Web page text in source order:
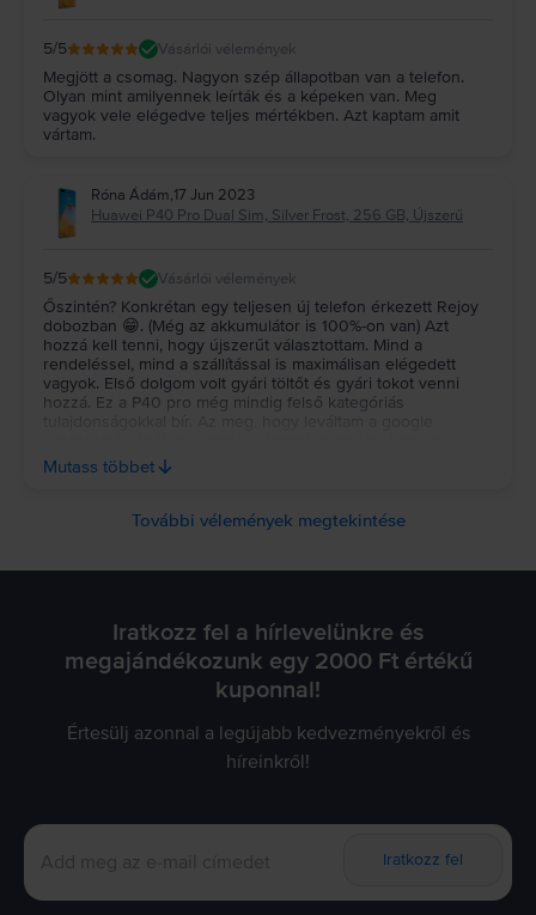
5/5 Vásárlói vélemények
Megjött a csomag. Nagyon szép állapotban van a telefon.
Olyan mint amilyennek leírták és a képeken van. Meg
vagyok vele elégedve teljes mértékben. Azt kaptam amit
vártam.
Róna Ádám,17 Jun 2023
Huawei P40 Pro Dual Sim, Silver Frost, 256 GB, Újszerű
5/5 Vásárlói vélemények
Őszintén? Konkrétan egy teljesen új telefon érkezett Rejoy
dobozban 😁. (Még az akkumulátor is 100%-on van) Azt
hozzá kell tenni, hogy újszerűt választottam. Mind a
rendeléssel, mind a szállítással is maximálisan elégedett
vagyok. Első dolgom volt gyári töltőt és gyári tokot venni
hozzá. Ez a P40 pro még mindig felső kategóriás
mindennapokban az ügyintézéstől a szórakozásig
mindenben arra támaszkodtam) .....ugyanúgy lehet nélküle
Mutass többet
További vélemények megtekintése
Iratkozz fel a hírlevelünkre és
megajándékozunk egy 2000 Ft értékű
kuponnal!
Értesülj azonnal a legújabb kedvezményekről és
híreinkről!
Iratkozz fel